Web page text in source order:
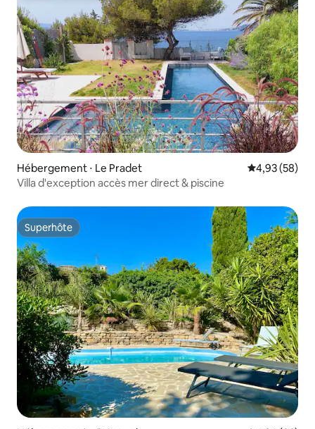
Hébergement ⋅ Le Pradet Évaluation
4,93 (58)
Villa d'exception accès mer direct & piscine
Superhôte
Superhôte